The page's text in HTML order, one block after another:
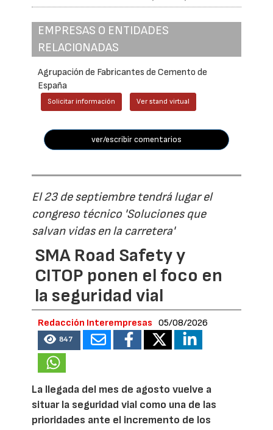
EMPRESAS O ENTIDADES
RELACIONADAS
Agrupación de Fabricantes de Cemento de
España
Solicitar información Ver stand virtual
ver/escribir comentarios
El 23 de septiembre tendrá lugar el
congreso técnico 'Soluciones que
salvan vidas en la carretera'
SMA Road Safety y
CITOP ponen el foco en
la seguridad vial
Redacción Interempresas 05/08/2026
847
La llegada del mes de agosto vuelve a
situar la seguridad vial como una de las
prioridades ante el incremento de los